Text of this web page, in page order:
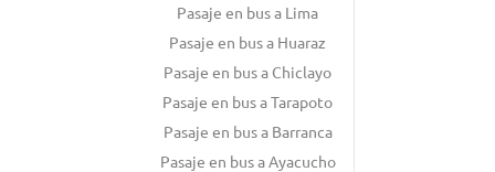
Pasaje en bus a Lima
Pasaje en bus a Huaraz
Pasaje en bus a Chiclayo
Pasaje en bus a Tarapoto
Pasaje en bus a Barranca
Pasaje en bus a Ayacucho